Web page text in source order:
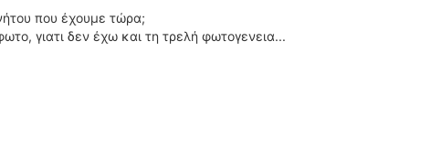
που έχουμε τώρα;
γιατι δεν έχω και τη τρελή φωτογενεια...